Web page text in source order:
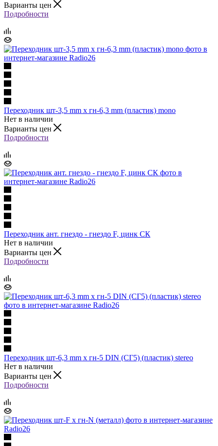
Варианты цен
Подробности
Переходник шт-3,5 mm х гн-6,3 mm (пластик) mono
Нет в наличии
Варианты цен
Подробности
Переходник ант. гнездо - гнездо F, цинк СК
Нет в наличии
Варианты цен
Подробности
Переходник шт-6,3 mm х гн-5 DIN (СГ5) (пластик) stereo
Нет в наличии
Варианты цен
Подробности